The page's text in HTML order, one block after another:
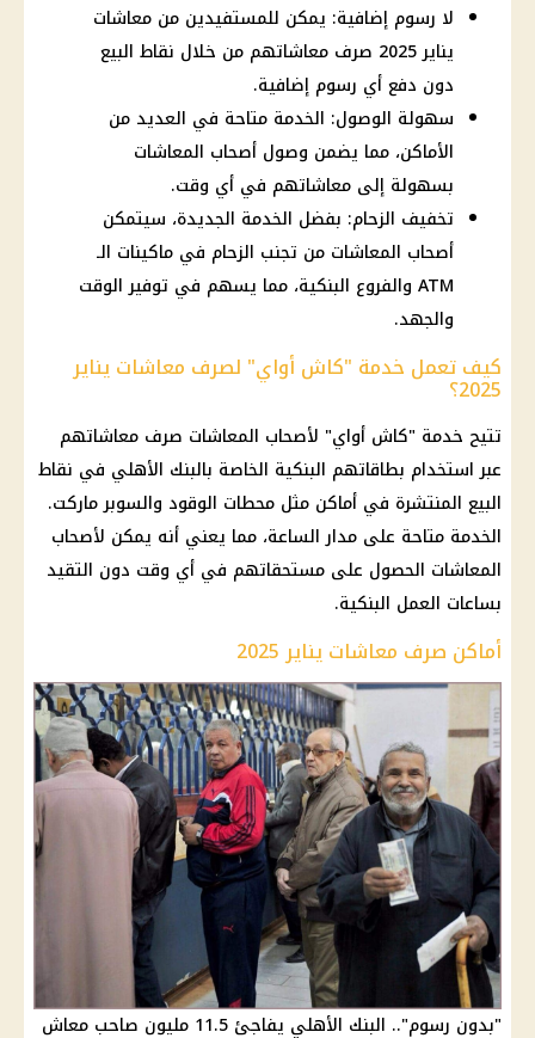
لا رسوم إضافية: يمكن للمستفيدين من معاشات
يناير 2025 صرف معاشاتهم من خلال نقاط البيع
دون دفع أي رسوم إضافية.
سهولة الوصول: الخدمة متاحة في العديد من
الأماكن، مما يضمن وصول أصحاب المعاشات
بسهولة إلى معاشاتهم في أي وقت.
تخفيف الزحام: بفضل الخدمة الجديدة، سيتمكن
أصحاب المعاشات من تجنب الزحام في ماكينات الـ
ATM والفروع البنكية، مما يسهم في توفير الوقت
والجهد.
كيف تعمل خدمة "كاش أواي" لصرف معاشات يناير
2025؟
تتيح خدمة "كاش أواي" لأصحاب المعاشات صرف معاشاتهم
عبر استخدام بطاقاتهم البنكية الخاصة بالبنك الأهلي في نقاط
البيع المنتشرة في أماكن مثل محطات الوقود والسوبر ماركت.
الخدمة متاحة على مدارالساعة، مما يعني أنه يمكن لأصحاب
المعاشات الحصول على مستحقاتهم في أي وقت دون التقيد
بساعات العمل البنكية.
أماكن صرف معاشات يناير 2025
"بدون رسوم".. البنك الأهلي يفاجئ 11.5 مليون صاحب معاش